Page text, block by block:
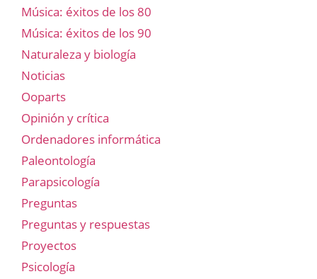
Música: éxitos de los 80
Música: éxitos de los 90
Naturaleza y biología
Noticias
Ooparts
Opinión y crítica
Ordenadores informática
Paleontología
Parapsicología
Preguntas
Preguntas y respuestas
Proyectos
Psicología